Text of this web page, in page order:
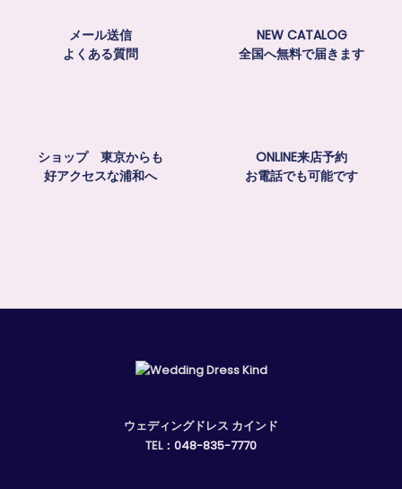
メール送信
よくある質問
NEW CATALOG
全国へ無料で届きます
ショップ 東京からも
好アクセスな浦和へ
ONLINE来店予約
お電話でも可能です
ウェディングドレス カインド
TEL： 048-835-7770